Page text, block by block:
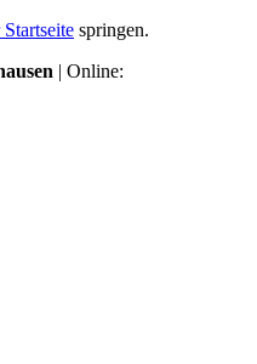
springen.
| Online: